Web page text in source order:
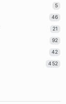
5
46
21
92
42
452